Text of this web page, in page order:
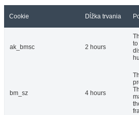
Cookie Dĺžka trvania
ak_bmsc 2 hours
bm_sz 4 hours